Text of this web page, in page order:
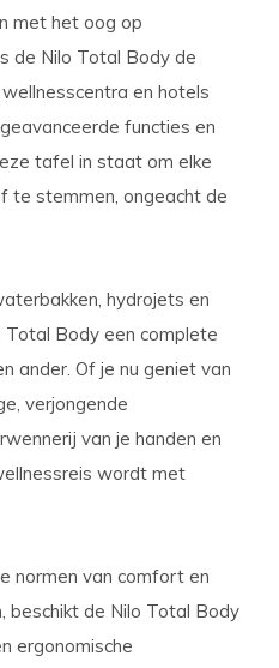
met het oog op
de Nilo Total Body de
en hotels
functies en
tafel in staat om elke
te stemmen, ongeacht de
hydrojets en
Body een complete
ander. Of je nu geniet van
verjongende
van je handen en
wordt met
normen van comfort en
beschikt de Nilo Total Body
ergonomische